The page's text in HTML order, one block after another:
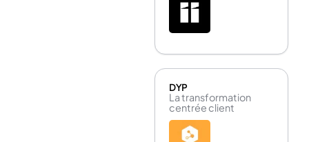
DYP
La transformation
centrée client